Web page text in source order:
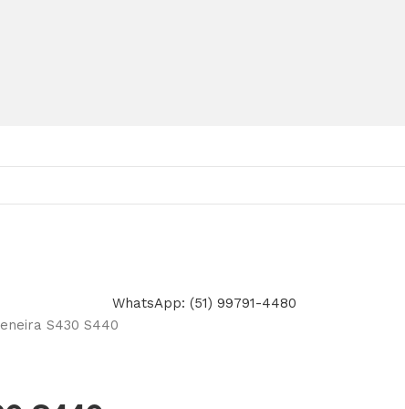
WhatsApp: (51) 99791-4480
S430 S440